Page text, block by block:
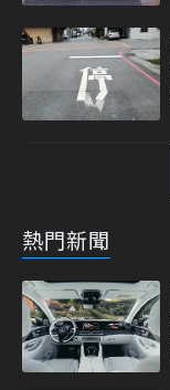
熱門新聞